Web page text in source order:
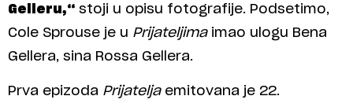
Gelleru,“ stoji u opisu fotografije. Podsetimo,
Cole Sprouse je u Prijateljimaimao ulogu Bena
Gellera, sina Rossa Gellera.
Prva epizoda Prijateljaemitovana je 22.